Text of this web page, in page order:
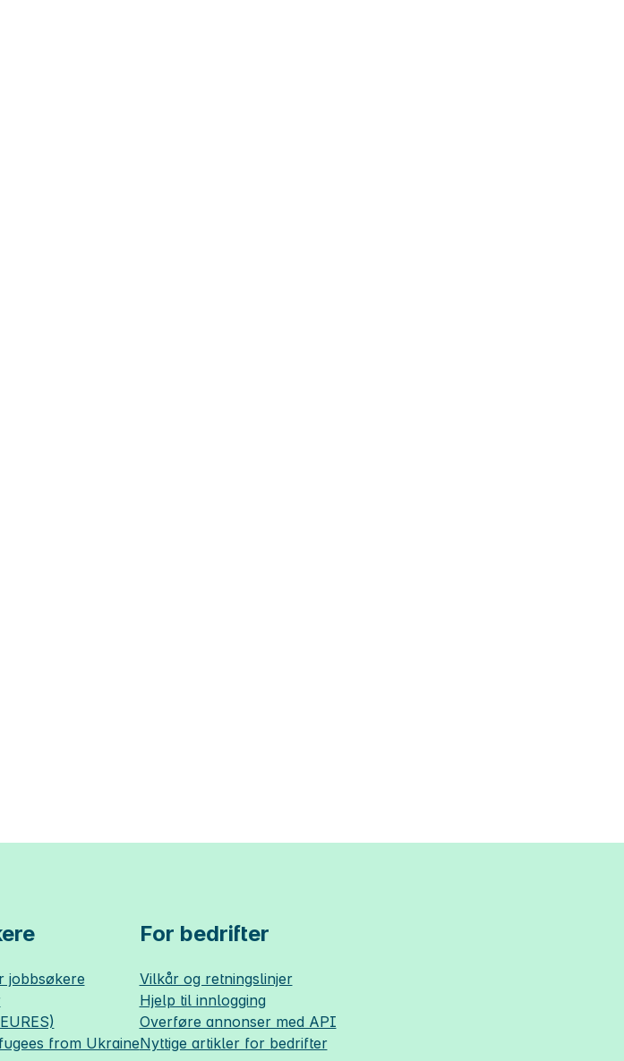
jobbsøkere
from Ukraine
For bedrifter
Vilkår og retningslinjer
Hjelp til innlogging
Overføre annonser med API
Nyttige artikler for bedrifter